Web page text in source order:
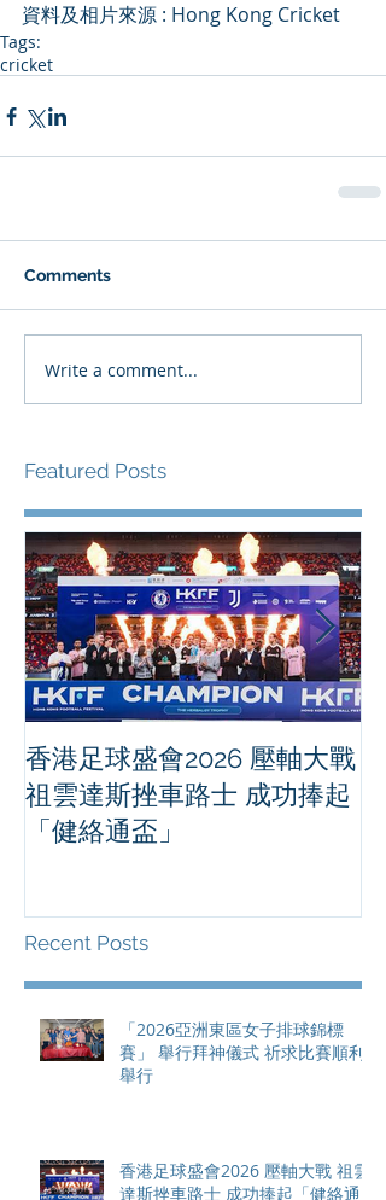
資料及相片來源 : Hong Kong Cricket
Tags:
cricket
Comments
Write a comment...
Featured Posts
香港足球盛會2026 壓軸大戰
祖雲達斯挫車路士 成功捧起
「健絡通盃」
Recent Posts
「2026亞洲東區女子排球錦標
賽」 舉行拜神儀式 祈求比賽順利
舉行
香港足球盛會2026 壓軸大戰 祖雲
達斯挫車路士 成功捧起「健絡通